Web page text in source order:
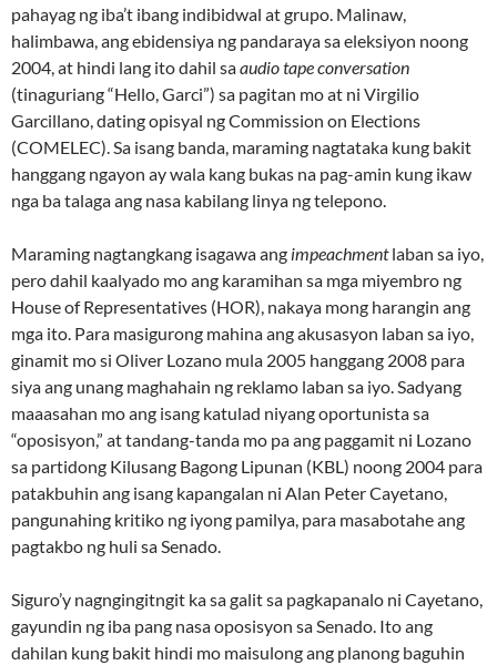
pahayag ng iba’t ibang indibidwal at grupo. Malinaw,
halimbawa, ang ebidensiya ng pandaraya sa eleksiyon noong
2004, at hindi lang ito dahil saaudio tape conversation
(tinaguriang “Hello, Garci”) sa pagitan mo at ni Virgilio
Garcillano, dating opisyal ng Commission on Elections
(COMELEC). Sa isang banda, maraming nagtataka kung bakit
hanggang ngayon ay wala kang bukas na pag-amin kung ikaw
nga ba talaga ang nasa kabilang linya ng telepono.
Maraming nagtangkang isagawa ang impeachmentlaban sa iyo,
pero dahil kaalyado mo ang karamihan sa mga miyembro ng
House of Representatives (HOR), nakaya mong harangin ang
mga ito. Para masigurong mahina ang akusasyon laban sa iyo,
ginamit mo si Oliver Lozano mula 2005 hanggang 2008 para
siya ang unang maghahain ng reklamo laban sa iyo. Sadyang
maaasahan mo ang isang katulad niyang oportunista sa
“oposisyon,” at tandang-tanda mo pa ang paggamit ni Lozano
sa partidong Kilusang Bagong Lipunan (KBL) noong 2004 para
patakbuhin ang isang kapangalan ni Alan Peter Cayetano,
pangunahing kritiko ng iyong pamilya, para masabotahe ang
pagtakbo ng huli sa Senado.
Siguro’y nagngingitngit ka sa galit sa pagkapanalo ni Cayetano,
gayundin ng iba pang nasa oposisyon sa Senado. Ito ang
dahilan kung bakit hindi mo maisulong ang planong baguhin